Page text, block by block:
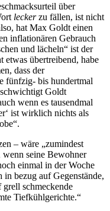
über
leckerzu fällen, ist nicht
hat Max Goldt einen
inflationären Gebrauch
und lächeln“ ist der
etwas übertreibend, habe
dass der
fünfzig- bis hundertmal
Goldt
wenn es tausendmal
ist wirklich nichts als
– wäre „zumindest
wenn seine Bewohner
einmal in der Woche
in bezug auf Gegenstände,
grell schmeckende
Tiefkühlgerichte.“